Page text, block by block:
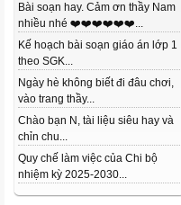
Bài soạn hay. Cảm ơn thầy Nam
nhiều nhé ❤️❤️❤️❤️❤️❤️...
Kế hoạch bài soạn giáo án lớp 1
theo SGK...
Ngày hè không biết đi đâu chơi,
vào trang thầy...
Chào bạn N, tài liệu siêu hay và
chỉn chu...
Quy chế làm việc của Chi bộ
nhiệm kỳ 2025-2030...